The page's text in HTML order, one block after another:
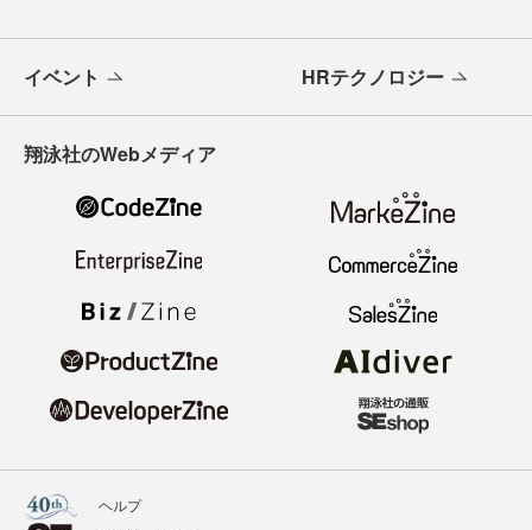
イベント HRテクノロジー
翔泳社のWebメディア
ヘルプ